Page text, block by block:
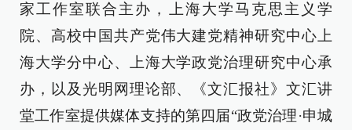
家工作室联合主办，上海大学马克思主义学
院、高校中国共产党伟大建党精神研究中心上
海大学分中心、上海大学政党治理研究中心承
办，以及光明网理论部、《文汇报社》文汇讲
堂工作室提供媒体支持的第四届“政党治理·申城